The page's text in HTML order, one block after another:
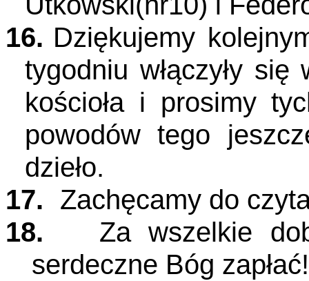
16. Dziękujemy
tygodniu włączyły
kościoła i prosimy
powodów tego
dzieło.
17. Zachęcamy do
18.
Za wszelkie
serdeczne Bóg zapłać!